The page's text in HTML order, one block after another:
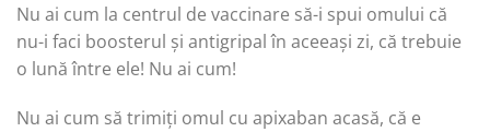
Nu ai cum la centrul de vaccinare să-i spui omului că
nu-i faci boosterul și antigripal în aceeași zi, că trebuie
o lună între ele! Nu ai cum!
Nu ai cum să trimiți omul cu apixaban acasă, că e